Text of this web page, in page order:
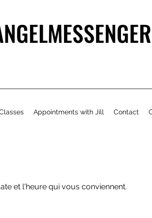
Appointments with Jill Contact
et l'heure qui vous conviennent.